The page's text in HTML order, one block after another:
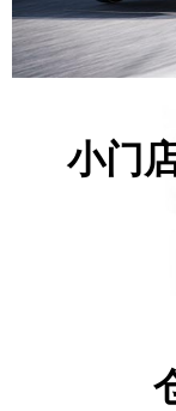
小门